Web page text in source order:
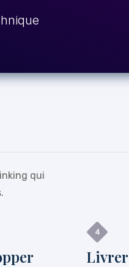
qui
Livrer